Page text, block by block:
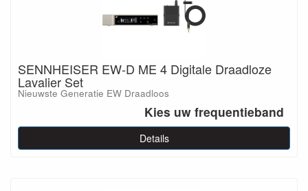
SENNHEISER EW-D ME 4 Digitale Draadloze
Lavalier Set
Nieuwste Generatie EW Draadloos
Kies uw frequentieband
Details